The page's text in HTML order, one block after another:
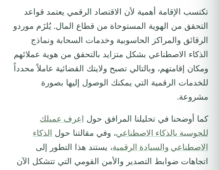
تكتسب الإقامة أهمية لأن الاقتصاد الرقمي يعتمد قواعد
التحقق من الهوية المستوحاة من قطاع المال. يُلزَم موردو
الرقائق والمراكز الحاسوبية وخدمات السحابة ونماذج
الذكاء الاصطناعي بشكل متزايد بالتحقق من هوية عملائهم
ومكان إقامتهم، وبالتالي تصبح ولايتك القضائية عاملاً محدداً
للخدمات الرقمية التي يمكنك الوصول إليها بصورة
مشروعة.
كما أوضحنا في تحليلنا المرافق حول اعرف عميلك
للحوسبة بالذكاء الاصطناعي، وفي مقالتنا حول الذكاء
الاصطناعي والسيادة الرقمية، يستند هذا التطور إلى
اتجاهات ضوابط التصدير والأمن القومي التي تتشكل الآن